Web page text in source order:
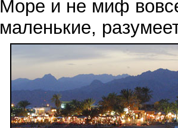
Море и не миф
маленькие,